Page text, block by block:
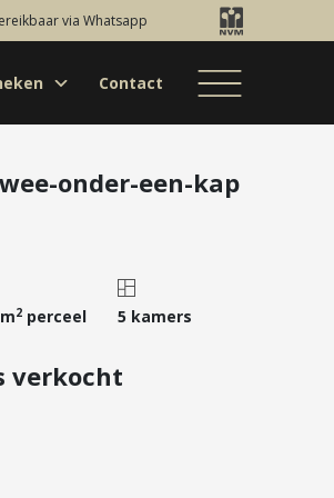
via Whatsapp
check
Contact
onder-een-kap
2 perceel 5 kamers
verkocht